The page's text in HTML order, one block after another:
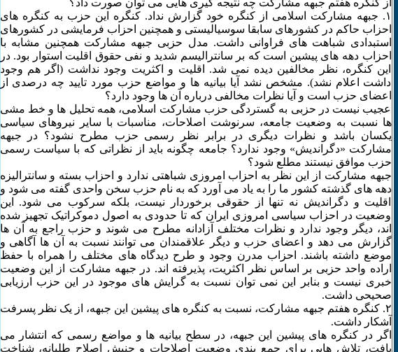
از کنگره هفتم جبهه مشارکت چه نتیجه گیری هایی می توان صورت داد؟
۱. جبهه مشارکت اسلامی از کنگره خود گزارش نداد. کنگره این حزب به کنگره های
احزاب حاکم در کشورهای سابقا سوسیالیستی و همچنین احزاب فرمایشی در کشورهای
استبدادی شباهت های فراوانی داشت. مدل حزبی جبهه مشارکت همچنین مشابه با
احزاب دهه های پیشین است که بر سانترالیسم شدید و نفی حقوق اقلیت استوار بود. در
این کنگره، نظر مخالفین دیده نمی شد. اقلیت و اکثریت وجود نداشت (اگر هم وجود
داشت اعلام نشد). مشخص نشد آیا بیانیه ها و مواضع حزب مورد تایید چه درصدی از
اعضای حزب است و آیا نظرات مخالفی درباره آن ها وجود دارد؟
عجیب نیست در حزبی به گستردگی حزب مشارکت اسلامی، همه تحلیل ها و خط مشی
ها نسبت به وضعیت جامعه، سرنوشت اصلاحات، مناسبات با سایر نیروهای سیاسی
یکسان باشد و نظرات دیگری در برابر نظر رسمی حزب مطرح نشود؟ در جبهه
مشارکت «دگراندیش» وجود ندارد؟ جامعه چگونه باید از نظراتی که با سیاست رسمی
حزب موافق نیستند مطلع شود؟
جبهه مشارکت از این نظر به احزاب امروزی شباهتی ندارد و احزاب بسته و سانترالیزه
دهه های گذشته کشور ما را به یاد می آورد که به نام حزب سخن واحدی گفته می شود و
اقلیت و دگراندیش نه تنها از حقوقی برخوردار نیست، بلکه سرکوب می شود. این
وضعیت در احزاب سیاسی امروزی ایران که تا حدودی به اصول دموکراتیک تجهیز شده
اند، دیگر وجود ندارد و نظرات مختلف آزادانه مطرح می شوند و حزب راجع به آن ها
گزارش می دهد و اعضای حزب و دیگر علاقمندان می توانند نسبت به آن ها آگاهی و
موضع داشته باشند. احزاب مدرن وجود و طرح دیدگاه های مختلف را همراه با حفظ
اراده واحد حزبی بر اساس نظر اکثریت، پذیرفته اند. در جبهه مشارکت از این وضعیت
خبری نیست و بنابر این نمی توان نسبت به گرایش های موجود در این حزب ارزیابی
صحیحی داشت.
۲. کنگره هفتم جبهه مشارکت، نسبت به کنگره های پیشین این جبهه، از یک نظر پسرفت
آشکار داشت.
اگر در کنگره های پیشین این جبهه، در سطح بیانیه ها و مواضع رسمی که انتشار می
یافت، تلاش هایی برای جمع بندی وضعیت اصلاحات و جنبش اصلاح طلبانه، شناخت